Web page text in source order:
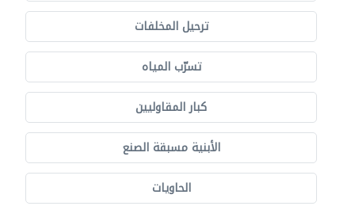
ترحيل المخلفات
تسرّب المياه
كبار المقاوليين
الأبنية مسبقة الصنع
الحاويات